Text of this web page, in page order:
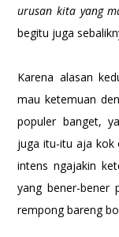
urusan kita yang
begitu juga
Karena alasan
mau ketemuan
populer banget,
juga itu-itu aja kok
intens ngajakin
yang bener-bener
rempong bareng